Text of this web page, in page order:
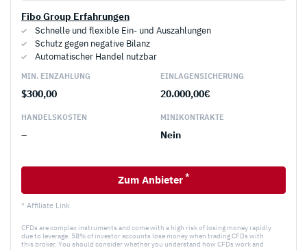
Fibo Group Erfahrungen
Schnelle und flexible Ein- und Auszahlungen
Schutz gegen negative Bilanz
Automatischer Handel nutzbar
MIN. EINZAHLUNG
$300,00
EINLAGEN­SICHERUNG
20.000,00€
HANDELS­KOSTEN
–
MINI­KONTRAKTE
Nein
Zum Anbieter *
* Affiliate Link
CFDs are complex instruments and come with a high risk of losing money rapidly
due to leverage. 58% of investor accounts lose money when trading CFDs with
this broker. You should consider whether you understand how CFDs work and